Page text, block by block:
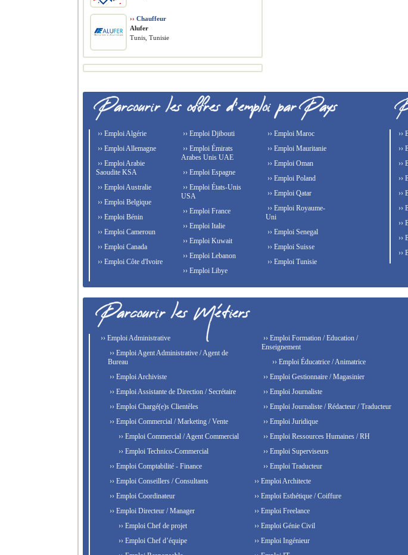
›› Chauffeur
Alufer
Tunis, Tunisie
›› Emploi Algérie
›› Emploi Allemagne
›› Emploi Arabie
Saoudite KSA
›› Emploi Australie
›› Emploi Belgique
›› Emploi Bénin
›› Emploi Cameroun
›› Emploi Canada
›› Emploi Côte d'Ivoire
›› Emploi Djibouti
›› Emploi Émirats
Arabes Unis UAE
›› Emploi Espagne
›› Emploi États-Unis
USA
›› Emploi France
›› Emploi Italie
›› Emploi Kuwait
›› Emploi Lebanon
›› Emploi Libye
›› Emploi Maroc
›› Emploi Mauritanie
›› Emploi Oman
›› Emploi Poland
›› Emploi Qatar
›› Emploi Royaume-
Uni
›› Emploi Senegal
›› Emploi Suisse
›› Emploi Tunisie
››
››
››
››
››
››
››
››
››
›› Emploi Administrative
›› Emploi Agent Administrative / Agent de
Bureau
›› Emploi Archiviste
›› Emploi Assistante de Direction / Secrétaire
›› Emploi Chargé(e)s Clientèles
›› Emploi Commercial / Marketing / Vente
›› Emploi Commercial / Agent Commercial
›› Emploi Technico-Commercial
›› Emploi Comptabilité - Finance
›› Emploi Conseillers / Consultants
›› Emploi Coordinateur
›› Emploi Directeur / Manager
›› Emploi Chef de projet
›› Emploi Chef d’équipe
›› Emploi Formation / Education /
Enseignement
›› Emploi Éducatrice / Animatrice
›› Emploi Gestionnaire / Magasinier
›› Emploi Journaliste
›› Emploi Journaliste / Rédacteur / Traducteur
›› Emploi Juridique
›› Emploi Ressources Humaines / RH
›› Emploi Superviseurs
›› Emploi Traducteur
›› Emploi Architecte
›› Emploi Esthétique / Coiffure
›› Emploi Freelance
›› Emploi Génie Civil
›› Emploi Ingénieur